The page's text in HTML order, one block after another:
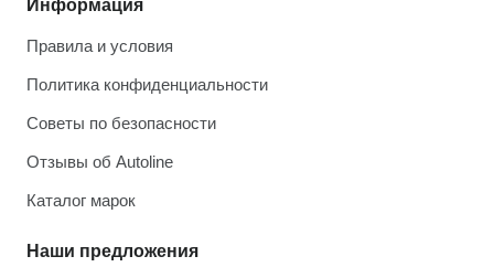
Информация
Правила и условия
Политика конфиденциальности
Советы по безопасности
Отзывы об Autoline
Каталог марок
Наши предложения